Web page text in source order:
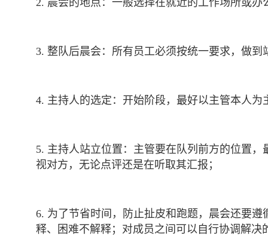
2. 晨会的地点：一般选择在就近的工作场所或
3. 整队后晨会：所有员工必须按统一要求，做
4. 主持人的选定：开始阶段，最好以主管本人
5. 主持人站立位置：主管要在队列前方的位置
视对方，无论点评还是在听取其汇报；
6. 为了节省时间，防止扯皮和跑题，晨会还要
释、困难不解释；对成员之间可以自行协调解